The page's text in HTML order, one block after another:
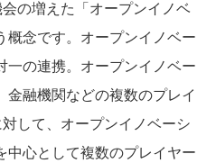
の増えた「オープンイノベ
概念です。オープンイノベー
一の連携。オープンイノベー
金融機関などの複数のプレイ
して、オープンイノベーシ
中心として複数のプレイヤー